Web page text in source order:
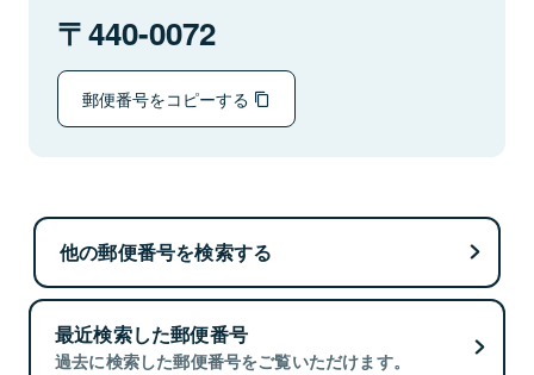
440-0072
郵便番号をコピーする
他の郵便番号を検索する
最近検索した郵便番号
過去に検索した郵便番号をご覧いただけます。